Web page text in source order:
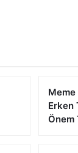
Erken
Önem